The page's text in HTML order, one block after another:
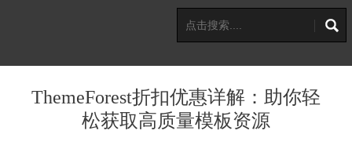
ThemeForest折扣优惠详解：助你轻
松获取高质量模板资源